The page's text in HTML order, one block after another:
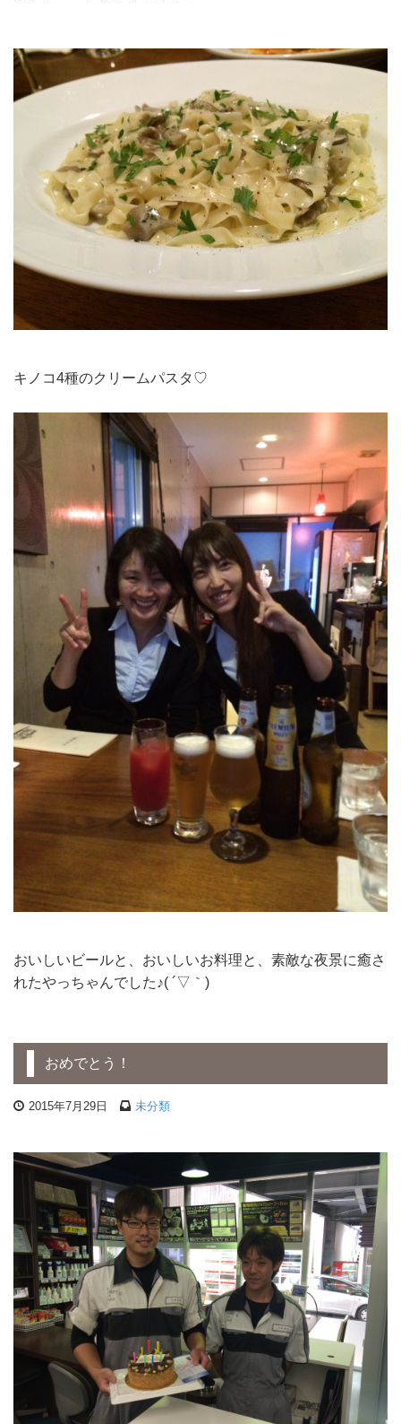
キノコ4種のクリームパスタ♡
おいしいビールと、おいしいお料理と、素敵な夜景に癒さ
れたやっちゃんでした♪( ´▽｀)
おめでとう！
2015年7月29日 未分類